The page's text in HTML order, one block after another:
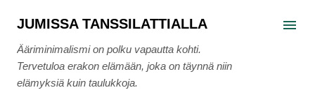
Siirry pääsisältöön
JUMISSA TANSSILATTIALLA
Ääriminimalismi on polku vapautta kohti.
Tervetuloa erakon elämään, joka on täynnä niin
elämyksiä kuin taulukkoja.